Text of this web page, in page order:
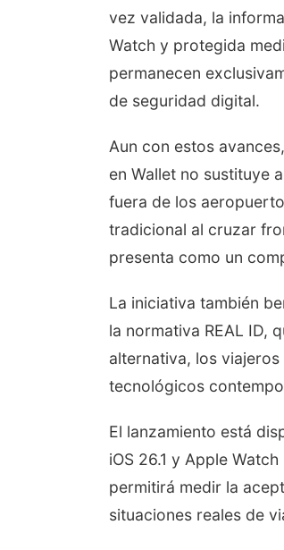
vez validada, la
Watch y protegida
permanecen
de seguridad digital.
Aun con estos
en Wallet no sustituye
fuera de los
tradicional al cruzar
presenta como un
La iniciativa también
la normativa REAL ID,
alternativa, los
tecnológicos
El lanzamiento está
iOS 26.1 y Apple
permitirá medir la
situaciones reales de